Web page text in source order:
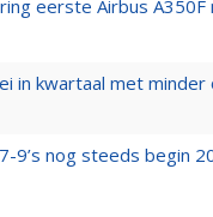
eerste Airbus
in kwartaal met
9’s nog steeds begin